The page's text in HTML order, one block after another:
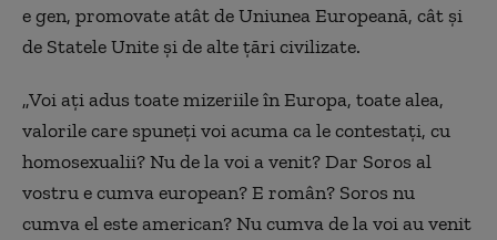
e gen, promovate atât de Uniunea Europeană, cât și
de Statele Unite și de alte țări civilizate.
„Voi ați adus toate mizeriile în Europa, toate alea,
valorile care spuneți voi acuma ca le contestați, cu
homosexualii? Nu de la voi a venit? Dar Soros al
vostru e cumva european? E român? Soros nu
cumva el este american? Nu cumva de la voi au venit